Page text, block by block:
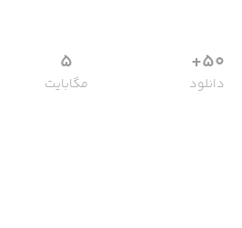
50+
دانلود
5
مگابایت